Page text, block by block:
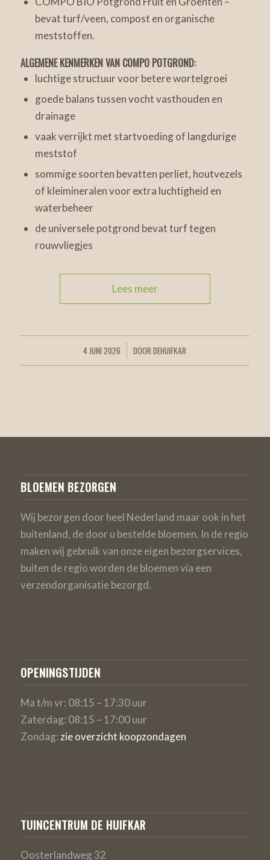
bevat turf/veen, compost en organische
meststoffen.
ALGEMENE KENMERKEN VAN COMPO POTGROND:
luchtige structuur voor betere wortelgroei
goede balans tussen vocht vasthouden en
drainage
vaak verrijkt met startvoeding of langdurige
meststof
sommige soorten bevatten perliet, houtvezels
of kleimineralen voor extra luchtigheid en
waterbeheer
de universele potgrond bevat turf tegen
rouwvliegjes
Lees meer
4 JUNI 2026
/ DOORDEHUIFKAR
BLOEMEN BEZORGEN
Wij bezorgen door heel Nederland maar ook in het
buitenland, de door u bestelde bloemen. In de regio
maken wij gebruik van onze eigen bezorgservices,
buiten de regio worden de bloemen via een
verzendorganisatie bezorgd.
OPENINGSTIJDEN
Ma t/m vr: 08:15 – 17:30 uur
Zaterdag: 08:15 – 17:00 uur
Zondag:zie overzicht koopzondagen
TUINCENTRUM DE HUIFKAR
Oosterlandweg 32